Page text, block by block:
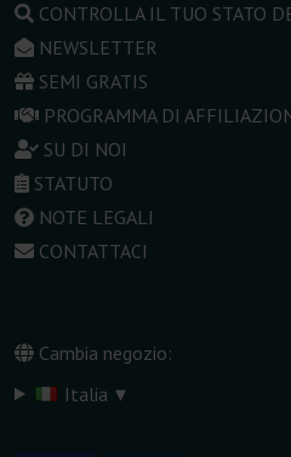
CONTROLLA IL TUO STATO
NEWSLETTER
SEMI GRATIS
PROGRAMMA DI
SU DI NOI
STATUTO
NOTE LEGALI
CONTATTACI
Cambia negozio:
Italia ▾